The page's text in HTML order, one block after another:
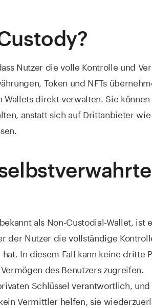
Nutzer die volle Kontrolle und
Token und NFTs
direkt verwalten. Sie
anstatt sich auf Drittanbieter
als Non-Custodial-Wallet, ist
der Nutzer die vollständige
In diesem Fall kann keine dritte
des Benutzers zugreifen.
Schlüssel verantwortlich,
Vermittler helfen, sie